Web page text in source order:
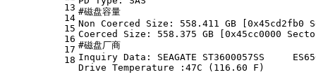
13
14
15
16
17
18
#磁盘容量
Non Coerced Size: 558.411 GB [0x45cd2fb0
Coerced Size: 558.375 GB [0x45cc0000
#磁盘厂商
Inquiry Data: SEAGATE ST3600057SS
Drive Temperature :47C (116.60 F)